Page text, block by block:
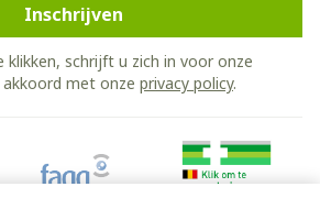
Inschrijven
schrijft u zich in voor onze
met onze privacy policy.